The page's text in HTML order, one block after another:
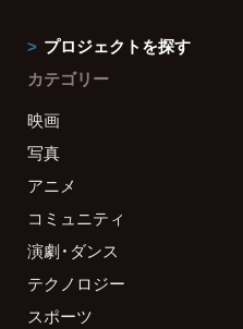
プロジェクトを探す
カテゴリー
映画
写真
アニメ
コミュニティ
演劇・ダンス
テクノロジー
スポーツ